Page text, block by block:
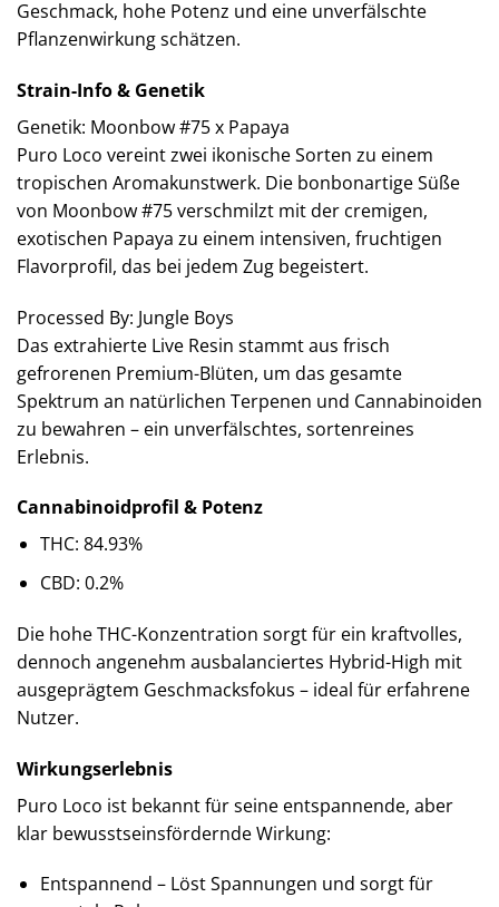
Geschmack, hohe Potenz und eine unverfälschte
Pflanzenwirkung schätzen.
Strain-Info & Genetik
Genetik: Moonbow #75 x Papaya
Puro Loco vereint zwei ikonische Sorten zu einem
tropischen Aromakunstwerk. Die bonbonartige Süße
von Moonbow #75 verschmilzt mit der cremigen,
exotischen Papaya zu einem intensiven, fruchtigen
Flavorprofil, das bei jedem Zug begeistert.
Processed By: Jungle Boys
Das extrahierte Live Resin stammt aus frisch
gefrorenen Premium-Blüten, um das gesamte
Spektrum an natürlichen Terpenen und Cannabinoiden
zu bewahren – ein unverfälschtes, sortenreines
Erlebnis.
Cannabinoidprofil & Potenz
THC: 84.93%
CBD: 0.2%
Die hohe THC-Konzentration sorgt für ein kraftvolles,
dennoch angenehm ausbalanciertes Hybrid-High mit
ausgeprägtem Geschmacksfokus – ideal für erfahrene
Nutzer.
Wirkungserlebnis
Puro Loco ist bekannt für seine entspannende, aber
klar bewusstseinsfördernde Wirkung:
Entspannend – Löst Spannungen und sorgt für